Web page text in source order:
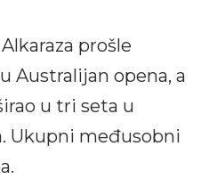
prošle
Australijan opena, a
u tri seta u
Ukupni međusobni